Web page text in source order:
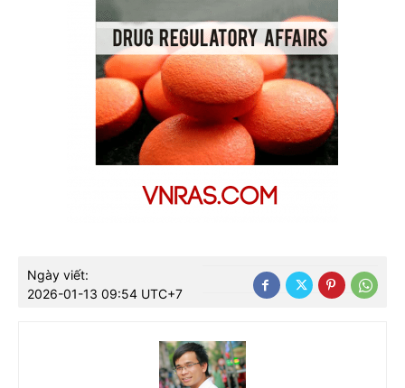
Ngày viết:
2026-01-13 09:54 UTC+7